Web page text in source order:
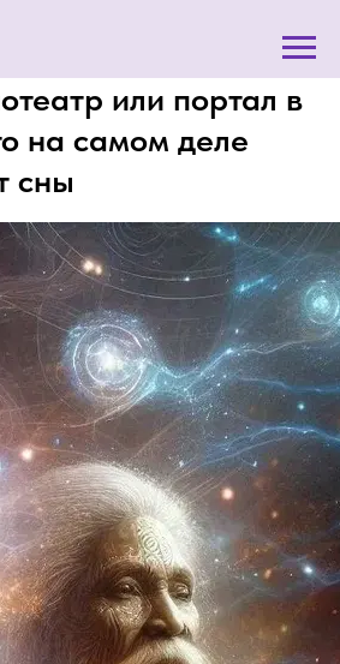
или портал в
на самом деле
сны